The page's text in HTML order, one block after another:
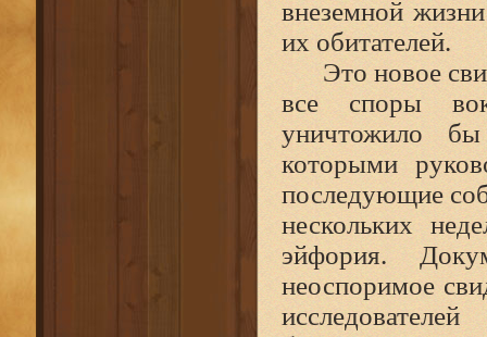
внеземной
их обитателей.
Это новое
все споры
уничтожило
которыми
последующие
нескольких
эйфория.
неоспоримое